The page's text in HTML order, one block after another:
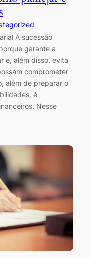
A sucessão
garante a
e, além disso, evita
comprometer
além de preparar o
é
Nesse